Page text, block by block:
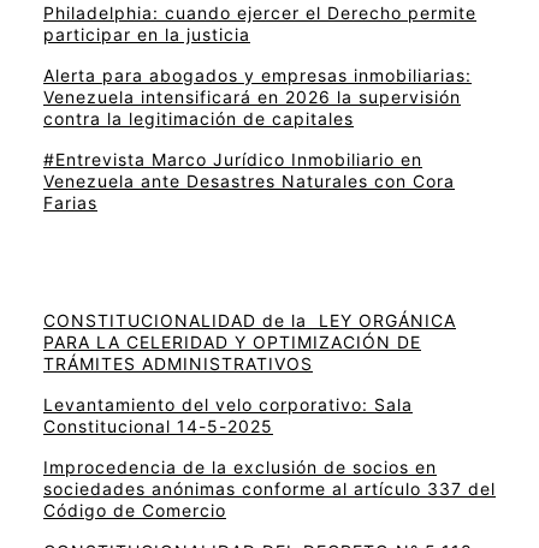
Philadelphia: cuando ejercer el Derecho permite
participar en la justicia
Alerta para abogados y empresas inmobiliarias:
Venezuela intensificará en 2026 la supervisión
contra la legitimación de capitales
#Entrevista Marco Jurídico Inmobiliario en
Venezuela ante Desastres Naturales con Cora
Farias
CONSTITUCIONALIDAD de la LEY ORGÁNICA
PARA LA CELERIDAD Y OPTIMIZACIÓN DE
TRÁMITES ADMINISTRATIVOS
Levantamiento del velo corporativo: Sala
Constitucional 14-5-2025
Improcedencia de la exclusión de socios en
sociedades anónimas conforme al artículo 337 del
Código de Comercio